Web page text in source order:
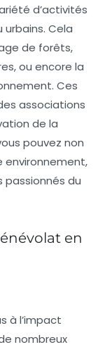
d’activités
Cela
de forêts,
ou encore la
Ces
associations
de la
pouvez non
environnement,
passionnés du
en
à l’impact
nombreux